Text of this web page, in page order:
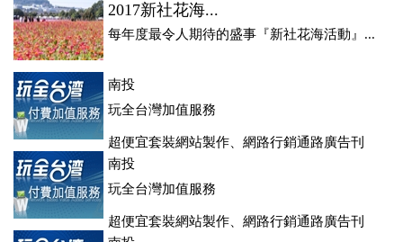
2017新社花海...
每年度最令人期待的盛事『新社花海活動』...
南投
玩全台灣加值服務
超便宜套裝網站製作、網路行銷通路廣告刊
登、訂房系統、客房委託旅行社銷售，全面優惠中....
南投
玩全台灣加值服務
超便宜套裝網站製作、網路行銷通路廣告刊